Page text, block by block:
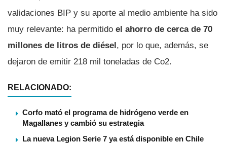
validaciones BIP y su aporte al medio ambiente ha sido
muy relevante: ha permitido el ahorro de cerca de 70
millones de litros de diésel, por lo que, además, se
dejaron de emitir 218 mil toneladas de Co2.
RELACIONADO:
Corfo mató el programa de hidrógeno verde en
Magallanes y cambió su estrategia
La nueva Legion Serie 7 ya está disponible en Chile